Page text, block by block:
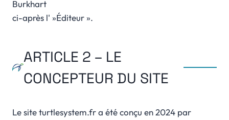
Burkhart
ci-après l' »Éditeur ».
ARTICLE 2 – LE
CONCEPTEUR DU SITE
Le site turtlesystem.fr a été conçu en 2024 par